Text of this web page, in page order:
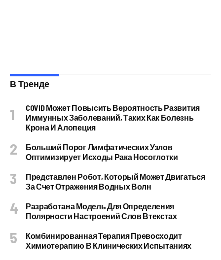
В Тренде
COVID Может Повысить Вероятность Развития
Иммунных Заболеваний, Таких Как Болезнь
Крона И Алопеция
Больший Порог Лимфатических Узлов
Оптимизирует Исходы Рака Носоглотки
Представлен Робот, Который Может Двигаться
За Счет Отражения Водных Волн
Разработана Модель Для Определения
Полярности Настроений Слов Втекстах
Комбинированная Терапия Превосходит
Химиотерапию В Клинических Испытаниях